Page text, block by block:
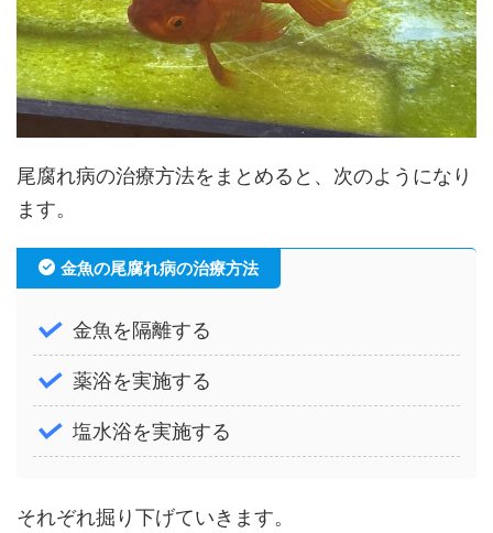
尾腐れ病の治療方法をまとめると、次のようになり
ます。
金魚の尾腐れ病の治療方法
金魚を隔離する
薬浴を実施する
塩水浴を実施する
それぞれ掘り下げていきます。